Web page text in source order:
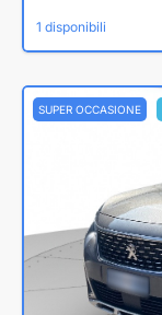
1 disponibili
SUPER OCCASIONE